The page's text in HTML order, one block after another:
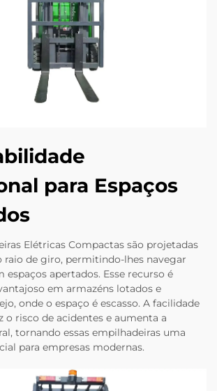
para Espaços
Elétricas Compactas são projetadas
raio de giro, permitindo-lhes navegar
espaços apertados. Esse recurso é
em armazéns lotados e
onde o espaço é escasso. A facilidade
o risco de acidentes e aumenta a
tornando essas empilhadeiras uma
para empresas modernas.